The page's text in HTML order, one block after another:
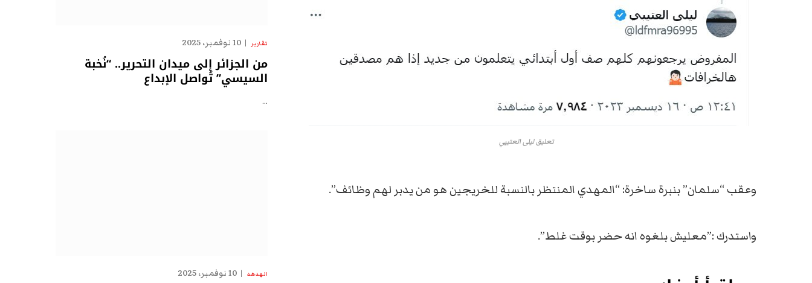
تعليق ليلى العتيبي
وعقب “سلمان” بنبرة ساخرة: “المهدي المنتظر بالنسبة للخريجين هو من يدبر لهم وظائف”.
واستدرك :”معليش بلغوه انه حضر بوقت غلط”.
تقارير 10 نوفمبر، 2025
من الجزائر إلى ميدان التحرير.. “نُخبة
السيسي” تُواصل الإبداع
…
الهدهد 10 نوفمبر، 2025